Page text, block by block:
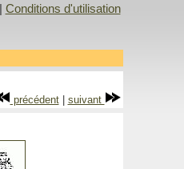
Conditions d'utilisation
précédent| suivant